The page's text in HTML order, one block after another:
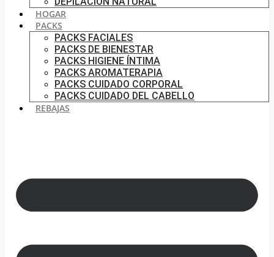
HOGAR
PACKS
PACKS FACIALES
PACKS DE BIENESTAR
PACKS HIGIENE ÍNTIMA
PACKS AROMATERAPIA
PACKS CUIDADO CORPORAL
PACKS CUIDADO DEL CABELLO
REBAJAS